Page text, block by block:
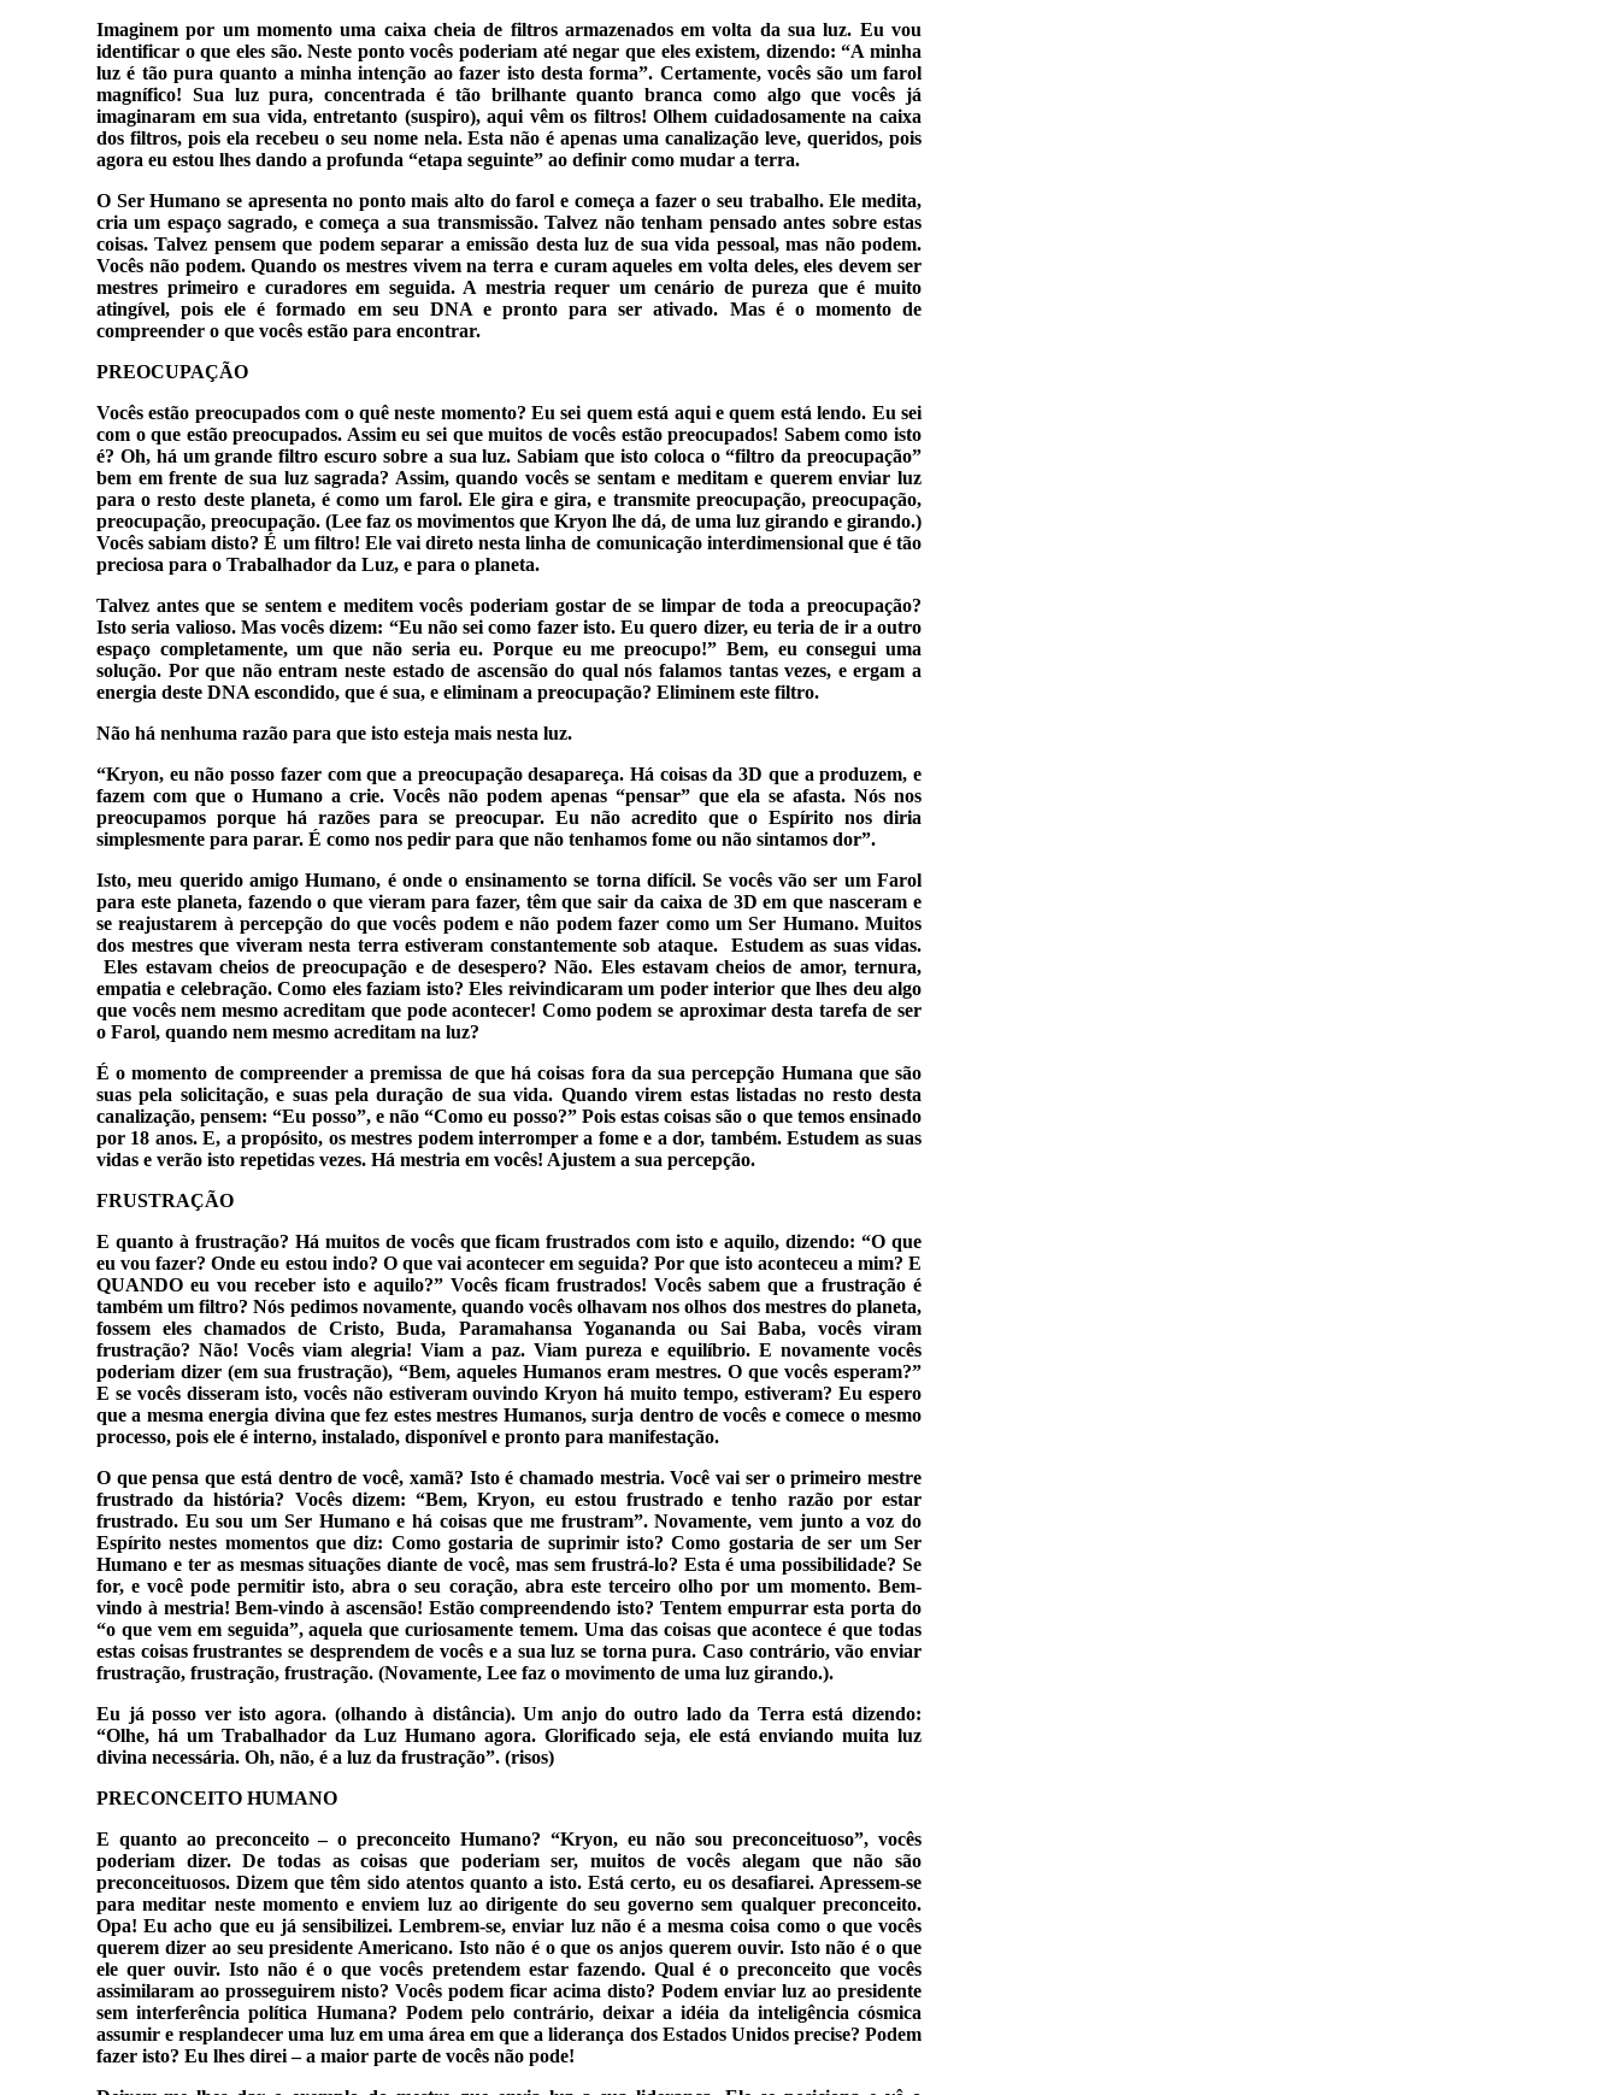
Imaginem por um momento uma caixa cheia de filtros armazenados em volta da sua luz. Eu vou
identificar o que eles são. Neste ponto vocês poderiam até negar que eles existem, dizendo: “A minha
luz é tão pura quanto a minha intenção ao fazer isto desta forma”. Certamente, vocês são um farol
magnífico! Sua luz pura, concentrada é tão brilhante quanto branca como algo que vocês já
imaginaram em sua vida, entretanto (suspiro), aqui vêm os filtros! Olhem cuidadosamente na caixa
dos filtros, pois ela recebeu o seu nome nela. Esta não é apenas uma canalização leve, queridos, pois
agora eu estou lhes dando a profunda “etapa seguinte” ao definir como mudar a terra.
O Ser Humano se apresenta no ponto mais alto do farol e começa a fazer o seu trabalho. Ele medita,
cria um espaço sagrado, e começa a sua transmissão. Talvez não tenham pensado antes sobre estas
coisas. Talvez pensem que podem separar a emissão desta luz de sua vida pessoal, mas não podem.
Vocês não podem. Quando os mestres vivem na terra e curam aqueles em volta deles, eles devem ser
mestres primeiro e curadores em seguida. A mestria requer um cenário de pureza que é muito
atingível, pois ele é formado em seu DNA e pronto para ser ativado. Mas é o momento de
compreender o que vocês estão para encontrar.
PREOCUPAÇÃO
Vocês estão preocupados com o quê neste momento? Eu sei quem está aqui e quem está lendo. Eu sei
com o que estão preocupados. Assim eu sei que muitos de vocês estão preocupados! Sabem como isto
é? Oh, há um grande filtro escuro sobre a sua luz. Sabiam que isto coloca o “filtro da preocupação”
bem em frente de sua luz sagrada? Assim, quando vocês se sentam e meditam e querem enviar luz
para o resto deste planeta, é como um farol. Ele gira e gira, e transmite preocupação, preocupação,
preocupação, preocupação. (Lee faz os movimentos que Kryon lhe dá, de uma luz girando e girando.)
Vocês sabiam disto? É um filtro! Ele vai direto nesta linha de comunicação interdimensional que é tão
preciosa para o Trabalhador da Luz, e para o planeta.
Talvez antes que se sentem e meditem vocês poderiam gostar de se limpar de toda a preocupação?
Isto seria valioso. Mas vocês dizem: “Eu não sei como fazer isto. Eu quero dizer, eu teria de ir a outro
espaço completamente, um que não seria eu. Porque eu me preocupo!” Bem, eu consegui uma
solução. Por que não entram neste estado de ascensão do qual nós falamos tantas vezes, e ergam a
energia deste DNA escondido, que é sua, e eliminam a preocupação? Eliminem este filtro.
Não há nenhuma razão para que isto esteja mais nesta luz.
“Kryon, eu não posso fazer com que a preocupação desapareça. Há coisas da 3D que a produzem, e
fazem com que o Humano a crie. Vocês não podem apenas “pensar” que ela se afasta. Nós nos
preocupamos porque há razões para se preocupar. Eu não acredito que o Espírito nos diria
simplesmente para parar. É como nos pedir para que não tenhamos fome ou não sintamos dor”.
Isto, meu querido amigo Humano, é onde o ensinamento se torna difícil. Se vocês vão ser um Farol
para este planeta, fazendo o que vieram para fazer, têm que sair da caixa de 3D em que nasceram e
se reajustarem à percepção do que vocês podem e não podem fazer como um Ser Humano. Muitos
dos mestres que viveram nesta terra estiveram constantemente sob ataque. Estudem as suas vidas.
Eles estavam cheios de preocupação e de desespero? Não. Eles estavam cheios de amor, ternura,
empatia e celebração. Como eles faziam isto? Eles reivindicaram um poder interior que lhes deu algo
que vocês nem mesmo acreditam que pode acontecer! Como podem se aproximar desta tarefa de ser
o Farol, quando nem mesmo acreditam na luz?
É o momento de compreender a premissa de que há coisas fora da sua percepção Humana que são
suas pela solicitação, e suas pela duração de sua vida. Quando virem estas listadas no resto desta
canalização, pensem: “Eu posso”, e não “Como eu posso?” Pois estas coisas são o que temos ensinado
por 18 anos. E, a propósito, os mestres podem interromper a fome e a dor, também. Estudem as suas
vidas e verão isto repetidas vezes. Há mestria em vocês! Ajustem a sua percepção.
FRUSTRAÇÃO
E quanto à frustração? Há muitos de vocês que ficam frustrados com isto e aquilo, dizendo: “O que
eu vou fazer? Onde eu estou indo? O que vai acontecer em seguida? Por que isto aconteceu a mim? E
QUANDO eu vou receber isto e aquilo?” Vocês ficam frustrados! Vocês sabem que a frustração é
também um filtro? Nós pedimos novamente, quando vocês olhavam nos olhos dos mestres do planeta,
fossem eles chamados de Cristo, Buda, Paramahansa Yogananda ou Sai Baba, vocês viram
frustração? Não! Vocês viam alegria! Viam a paz. Viam pureza e equilíbrio. E novamente vocês
poderiam dizer (em sua frustração), “Bem, aqueles Humanos eram mestres. O que vocês esperam?”
E se vocês disseram isto, vocês não estiveram ouvindo Kryon há muito tempo, estiveram? Eu espero
que a mesma energia divina que fez estes mestres Humanos, surja dentro de vocês e comece o mesmo
processo, pois ele é interno, instalado, disponível e pronto para manifestação.
O que pensa que está dentro de você, xamã? Isto é chamado mestria. Você vai ser o primeiro mestre
frustrado da história? Vocês dizem: “Bem, Kryon, eu estou frustrado e tenho razão por estar
frustrado. Eu sou um Ser Humano e há coisas que me frustram”. Novamente, vem junto a voz do
Espírito nestes momentos que diz: Como gostaria de suprimir isto? Como gostaria de ser um Ser
Humano e ter as mesmas situações diante de você, mas sem frustrá-lo? Esta é uma possibilidade? Se
for, e você pode permitir isto, abra o seu coração, abra este terceiro olho por um momento. Bem-
vindo à mestria! Bem-vindo à ascensão! Estão compreendendo isto? Tentem empurrar esta porta do
“o que vem em seguida”, aquela que curiosamente temem. Uma das coisas que acontece é que todas
estas coisas frustrantes se desprendem de vocês e a sua luz se torna pura. Caso contrário, vão enviar
frustração, frustração, frustração. (Novamente, Lee faz o movimento de uma luz girando.).
Eu já posso ver isto agora. (olhando à distância). Um anjo do outro lado da Terra está dizendo:
“Olhe, há um Trabalhador da Luz Humano agora. Glorificado seja, ele está enviando muita luz
divina necessária. Oh, não, é a luz da frustração”. (risos)
PRECONCEITO HUMANO
E quanto ao preconceito – o preconceito Humano? “Kryon, eu não sou preconceituoso”, vocês
poderiam dizer. De todas as coisas que poderiam ser, muitos de vocês alegam que não são
preconceituosos. Dizem que têm sido atentos quanto a isto. Está certo, eu os desafiarei. Apressem-se
para meditar neste momento e enviem luz ao dirigente do seu governo sem qualquer preconceito.
Opa! Eu acho que eu já sensibilizei. Lembrem-se, enviar luz não é a mesma coisa como o que vocês
querem dizer ao seu presidente Americano. Isto não é o que os anjos querem ouvir. Isto não é o que
ele quer ouvir. Isto não é o que vocês pretendem estar fazendo. Qual é o preconceito que vocês
assimilaram ao prosseguirem nisto? Vocês podem ficar acima disto? Podem enviar luz ao presidente
sem interferência política Humana? Podem pelo contrário, deixar a idéia da inteligência cósmica
assumir e resplandecer uma luz em uma área em que a liderança dos Estados Unidos precise? Podem
fazer isto? Eu lhes direi – a maior parte de vocês não pode!